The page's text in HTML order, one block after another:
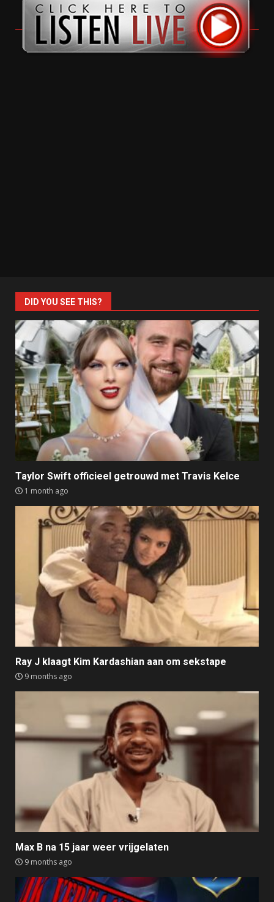
DID YOU SEE THIS?
Taylor Swift officieel getrouwd met Travis Kelce
1 month ago
Ray J klaagt Kim Kardashian aan om sekstape
9 months ago
Max B na 15 jaar weer vrijgelaten
9 months ago